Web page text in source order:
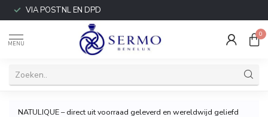
VIA POSTNL EN DPD
MENU
0
NATULIQUE – direct uit voorraad geleverd en wereldwijd geliefd